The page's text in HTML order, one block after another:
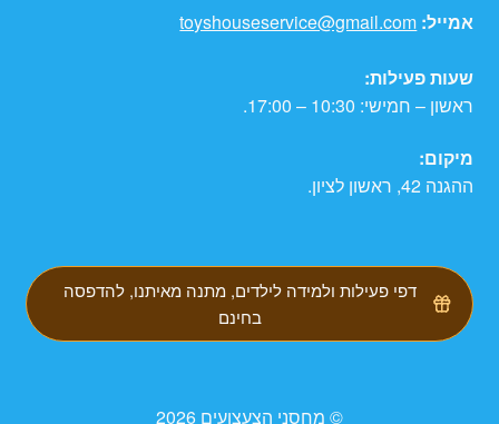
אמייל: toyshouseservice@gmail.com
שעות פעילות:
ראשון – חמישי: 10:30 – 17:00.
מיקום:
ההגנה 42, ראשון לציון.
דפי פעילות ולמידה לילדים, מתנה מאיתנו, להדפסה
בחינם
© מחסני הצעצועים 2026